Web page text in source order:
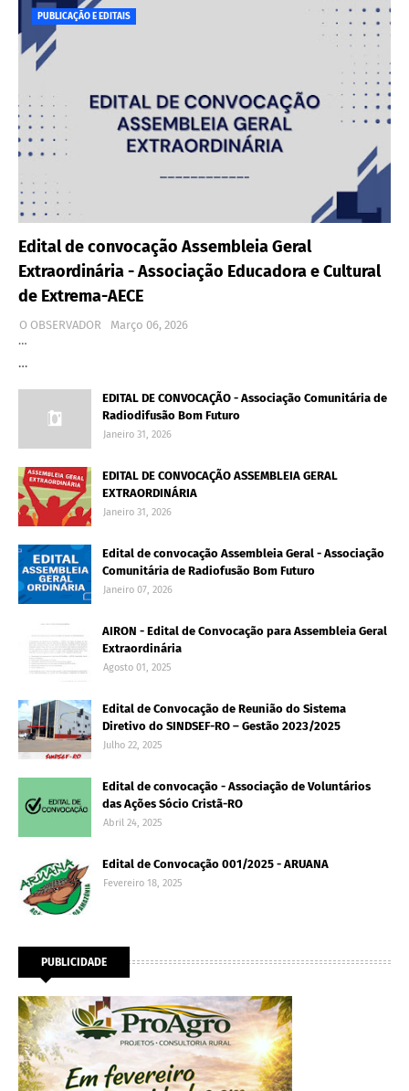
PUBLICAÇÃO E EDITAIS
Edital de convocação Assembleia Geral
Extraordinária - Associação Educadora e Cultural
de Extrema-AECE
O OBSERVADOR
Março 06, 2026
…
…
EDITAL DE CONVOCAÇÃO - Associação Comunitária de
Radiodifusão Bom Futuro
Janeiro 31, 2026
EDITAL DE CONVOCAÇÃO ASSEMBLEIA GERAL
EXTRAORDINÁRIA
Janeiro 31, 2026
Edital de convocação Assembleia Geral - Associação
Comunitária de Radiofusão Bom Futuro
Janeiro 07, 2026
AIRON - Edital de Convocação para Assembleia Geral
Extraordinária
Agosto 01, 2025
Edital de Convocação de Reunião do Sistema
Diretivo do SINDSEF-RO – Gestão 2023/2025
Julho 22, 2025
Edital de convocação - Associação de Voluntários
das Ações Sócio Cristã-RO
Abril 24, 2025
Edital de Convocação 001/2025 - ARUANA
Fevereiro 18, 2025
PUBLICIDADE